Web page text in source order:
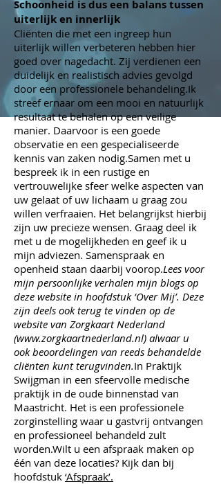
Schoonheid is dus een balans tussen
uiterlijk en innerlijk
Cliënten die met een ingreep hun
uiterlijk willen verbeteren hebben hier
goed over nagedacht. Zij verdienen een
duidelijk en realistisch advies gevolgd
door een professionele behandeling.Ik
streef ernaar om een mooi en natuurlijk
resultaat te behalen op een veilige
manier. Daarvoor is een goede
observatie en een gespecialiseerde
kennis van zaken nodig.Samen met u
bespreek ik in een rustige en
vertrouwelijke sfeer welke aspecten van
uw gelaat of uw lichaam u graag zou
willen verfraaien. Het belangrijkst hierbij
zijn uw precieze wensen. Graag deel ik
met u de mogelijkheden en geef ik u
mijn adviezen. Samenspraak en
openheid staan daarbij voorop.Lees voor
mijn persoonlijke verhalen mijn blogs op
deze website in hoofdstuk ‘Over Mij’. Deze
zijn deels ook terug te vinden op de
website van Zorgkaart Nederland
(www.zorgkaartnederland.nl) alwaar u
ook beoordelingen van reeds behandelde
cliënten kunt terugvinden.In Praktijk
Swijgman in een sfeervolle medische
praktijk in de oude binnenstad van
Maastricht. Het is een professionele
zorginstelling waar u gastvrij ontvangen
en professioneel behandeld zult
worden.Wilt u een afspraak maken op
één van deze locaties? Kijk dan bij
hoofdstuk ‘Afspraak’.